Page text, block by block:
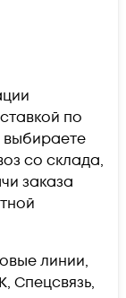
по
выбираете
со склада,
заказа
линии,
Спецсвязь,